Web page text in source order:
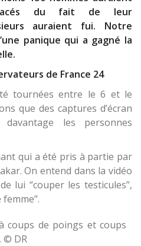
du fait de leur
auraient fui. Notre
panique qui a gagné la
de France 24
tournées entre le 6 et le
que des captures d’écran
les personnes
qui a été pris à partie par
On entend dans la vidéo
lui “couper les testicules”,
coups de poings et coups
© DR